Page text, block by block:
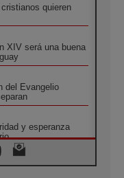
quieren
XIV será una buena
del Evangelio
y esperanza
será un tiempo de